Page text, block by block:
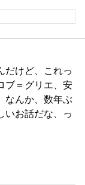
だけど、これっ
ブ＝グリエ、安
なんか、数年ぶ
いお話だな、っ